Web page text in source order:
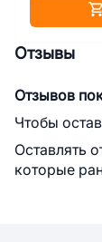
Отзывы
Отзывов
Чтобы
Оставлять
которые